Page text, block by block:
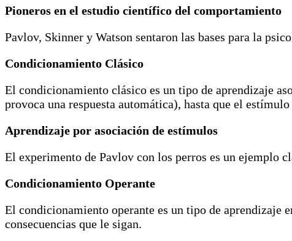
Pioneros en el estudio científico del comportamiento
Pavlov, Skinner y Watson sentaron las bases para la
Condicionamiento Clásico
El condicionamiento clásico es un tipo de aprendizaje
provoca una respuesta automática), hasta que el
Aprendizaje por asociación de estímulos
El experimento de Pavlov con los perros es un ejemplo
Condicionamiento Operante
El condicionamiento operante es un tipo de aprendizaje
consecuencias que le sigan.